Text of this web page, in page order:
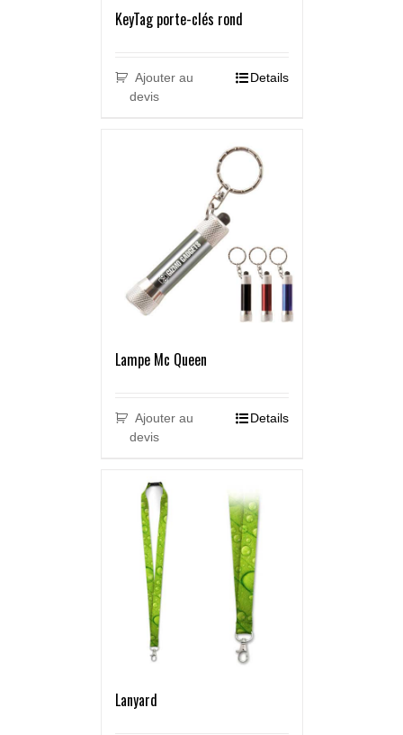
KeyTag porte-clés rond
Ajouter au
devis
Details
Lampe Mc Queen
Ajouter au
devis
Details
Lanyard